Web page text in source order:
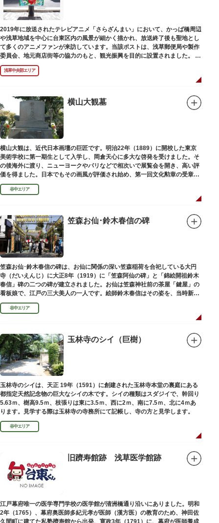
に名所・旧跡があります。七福神をめぐる途中、これらの名跡も訪ねながら
江戸文化の面影を偲んでみてはいかがでしょうか。
御利益にあやかりながらの散策は、福徳と心の安らぎを与えてくれることで
しょう。
2019年に放送されたテレビアニメ「さらざんまい」において、かっぱ橋周辺
や浅草地域を中心に台東区内の風景が細かく描かれ、放送終了後も聖地とし
て多くのアニメファンが来訪しています。当該ポストは、浅草郵便局や製作
委員会、地元商店街等の協力のもと、観光振興を目的に設置されました。
<「さらざんまい」監督の幾原邦彦氏のコメント>
「実在する風景を舞台として制作したキャラクターたちが、このような形で
地域の方々にも受け入れていただけて大変嬉しいです。聖地巡礼のシンボル
設置年月日:令和3年3月10日
浅草中央部エリア
横山大観墓
横山大観は、近代日本画壇の巨匠です。明治22年（1889）に開校した東京
美術学校に第一期生として入学し、岡倉天心に多大な啓発を受けました。そ
の後海外に渡り、ニューヨークやパリなどで相次いで展覧会を開き、高い評
価を得ました。日本でもその画風が評価され始め、第一回文化勲章の受章者
となりました。お墓は谷中霊園にあります。
谷中エリア
笠森お仙･鈴木春信の碑
笠森お仙･鈴木春信の碑は、お仙に関係の深い笠森稲荷を合祀している大円
寺（だいえんじ）に大正8年（1919）に「笠森阿仙の碑」と「錦絵開祖鈴木
春信」碑の二つの碑が建立されました。お仙は笠森神社前の茶屋「鍵屋」の
看板娘で、江戸の三大美人の一人です。絵師鈴木春信はその姿を、当時新し
い絵画様式である多色刷り版画「錦絵」に描きました。
谷中エリア
玉林寺のシイ（巨樹）
玉林寺のシイは、天正 19年（1591）に創建された玉林寺本堂の裏庭にある
都指定天然記念物の巨大なシイの木です。シイの種類はスダジイで、幹回り
5.63ｍ、樹高9.5ｍ、枝張りは東に3.5ｍ、西に2ｍ、南に7.5ｍ、北に4ｍあ
ります。見学する際は玉林寺の寺務所にて記帳し、寺の方と見学します。
谷中エリア
旧躋寿館跡 浅草医学館跡
江戸幕府唯一の医学専門学校の医学館が清洲橋通り沿いにありました。明和
2年（1765）、幕府奥医師多紀元孝が医師（漢方医）の教育のため、神田佐
久間町に建てた私塾躋寿館から出発、寛政3年（1791）に、幕府が医師養成